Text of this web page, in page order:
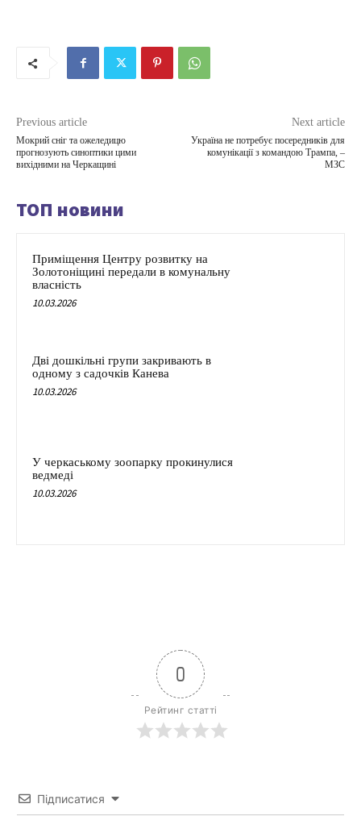
Previous article
Мокрий сніг та ожеледицю
прогнозують синоптики цими
вихідними на Черкащині
Next article
Україна не потребує посередників для
комунікації з командою Трампа, –
МЗС
ТОП новини
Приміщення Центру розвитку на
Золотоніщині передали в комунальну
власність
10.03.2026
Дві дошкільні групи закривають в
одному з садочків Канева
10.03.2026
У черкаському зоопарку прокинулися
ведмеді
10.03.2026
0
Рейтинг статті
Підписатися